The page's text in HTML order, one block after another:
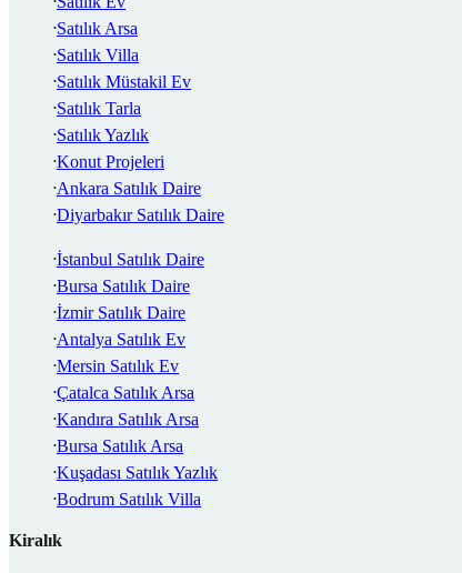
Satılık Arsa
Satılık Villa
Satılık Müstakil Ev
Satılık Tarla
Satılık Yazlık
Konut Projeleri
Ankara Satılık Daire
Diyarbakır Satılık Daire
İstanbul Satılık Daire
Bursa Satılık Daire
İzmir Satılık Daire
Antalya Satılık Ev
Mersin Satılık Ev
Çatalca Satılık Arsa
Kandıra Satılık Arsa
Bursa Satılık Arsa
Kuşadası Satılık Yazlık
Bodrum Satılık Villa
Kiralık